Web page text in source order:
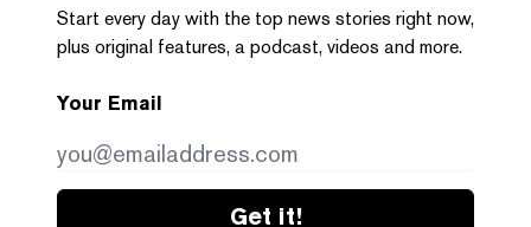
Start every day with the top news stories right now,
plus original features, a podcast, videos and more.
Your Email
Get it!